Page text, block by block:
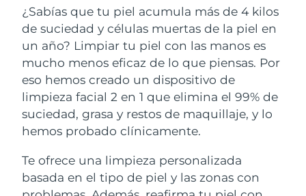
¿Sabías que tu piel acumula más de 4 kilos
de suciedad y células muertas de la piel en
un año? Limpiar tu piel con las manos es
mucho menos eficaz de lo que piensas. Por
eso hemos creado un dispositivo de
limpieza facial 2 en 1 que elimina el 99% de
suciedad, grasa y restos de maquillaje, y lo
hemos probado clínicamente.
Te ofrece una limpieza personalizada
basada en el tipo de piel y las zonas con
Anti-aging massage
LUNA™ 4 Plus
Massage, LED heating
LUNA™ 4 Men
Microcurrent toning
BEAR™ 2 go
Microcurrent toning on-the-go
BEAR™ 2 eyes & lips
Hidratación
UFO™ 3 pack
Deep facial hydration
Near-infrared and red light therapy
device
Cuidado bucal
issa™ 4
Hybrid silicone sonic toothbrush
Smart hybrid silicone sonic toothbrush
TRATAMIENTO ANTIEDAD FAQ™
Antiedad Tratamientos LED
NEW
Bermudas Entrega prevista16/08/2026
Bosnia y Herzegovina Entrega prevista
Brunéi Entrega prevista
Bulgaria Entrega prevista 10/08/2026
Canadá Entrega prevista
Chile Entrega prevista14/08/2026